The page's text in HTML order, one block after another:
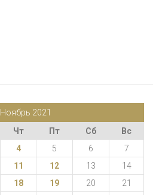
Ноябрь 2021
Чт Пт Сб
Вс
4 5 6
7
11 12 13
14
18 19 20
21